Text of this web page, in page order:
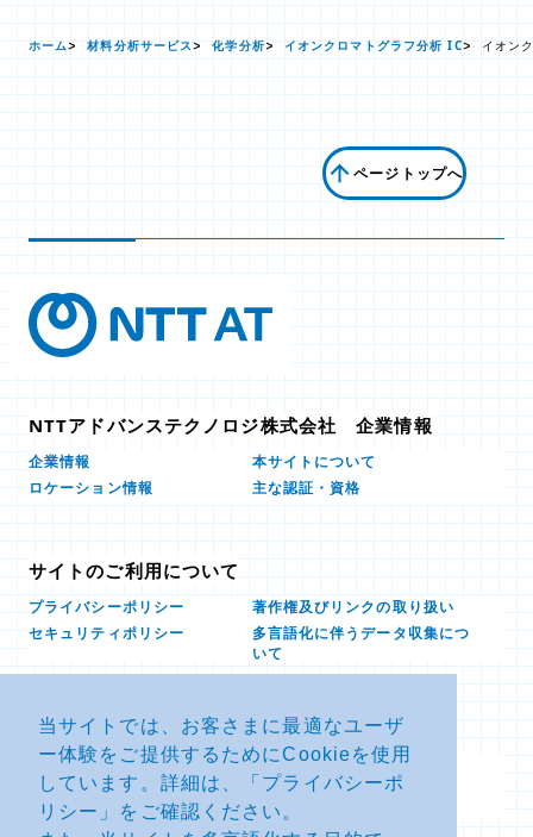
当サイトでは、お客さまに最適なユーザ
ー体験をご提供するためにCookieを使用
しています。詳細は、「 プライバシーポ
リシー 」をご確認ください。
ホーム 材料分析サービス 化学分析 イオンクロマトグラフ分析 IC イオン
ページトップへ
NTTアドバンステクノロジ株式会社 企業情報
企業情報
本サイトについて
ロケーション情報
主な認証・資格
サイトのご利用について
プライバシーポリシー
著作権及びリンクの取り扱い
セキュリティポリシー
多言語化に伴うデータ収集につ
いて
お問い合せ
よくあるお問い合わせFAQ
SDSダウンロード
製品・サービスに関する重要な
お知らせ
その他のお問い合わせ